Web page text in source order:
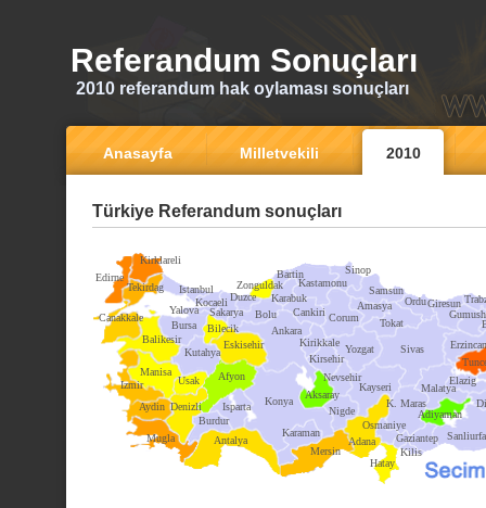
Referandum Sonuçları
2010 referandum hak oylaması sonuçları
Anasayfa Milletvekili 2010
Türkiye Referandum sonuçları
Ankara
Kirklareli
Edirne
Tekirdag
Canakkale
Balikesir
Bursa
Istanbul
Kocaeli
Sakarya
Zonguldak
Bolu
Bilecik
Eskisehir
Kutahya
Manisa
Izmir
Aydin
Mugla
Denizli
Burdur
Usak Afyon
Isparta
Antalya
Konya
Mersin
Kirsehir
Cankiri
Kastamonu
Sinop
Corum
Yozgat
Nevsehir
Nigde
Adana
Hatay
K. Maras
Kayseri
Sivas
Tokat
Amasya
Samsun
OrduGiresun
Erzincan
Malatya
Gaziantep Sanliurfa
Adiyaman
Elazig
Kirikkale
Karaman
Aksaray
Kilis
Duzce Karabuk
Bartin
Osmaniye
Yalova